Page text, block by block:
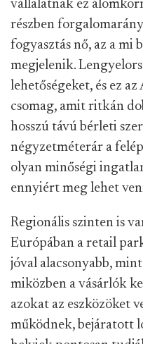
vállalatnak ez
részben
fogyasztás nő, az a mi
megjelenik.
lehetőségeket, és ez
csomag, amit ritkán
hosszú távú bérleti
négyzetméterár a
olyan minőségi
ennyiért meg lehet
Regionális szinten is
Európában a retail
jóval alacsonyabb,
miközben a vásárlók
azokat az eszközöket
működnek, bejáratott